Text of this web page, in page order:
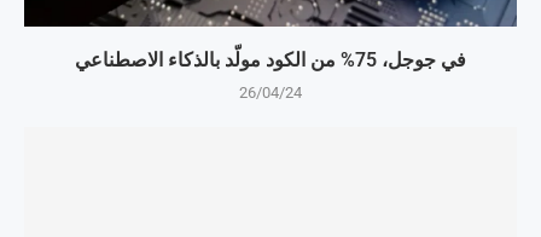
في جوجل، 75% من الكود مولّد بالذكاء الاصطناعي
26/04/24